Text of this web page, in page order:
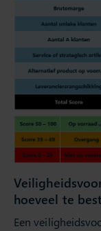
hoeveel te
Een